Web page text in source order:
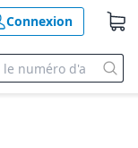
Connexion